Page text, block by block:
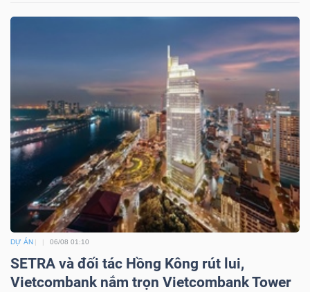
DỰ ÁN 06/08 01:10
SETRA và đối tác Hồng Kông rút lui,
Vietcombank nắm trọn Vietcombank Tower